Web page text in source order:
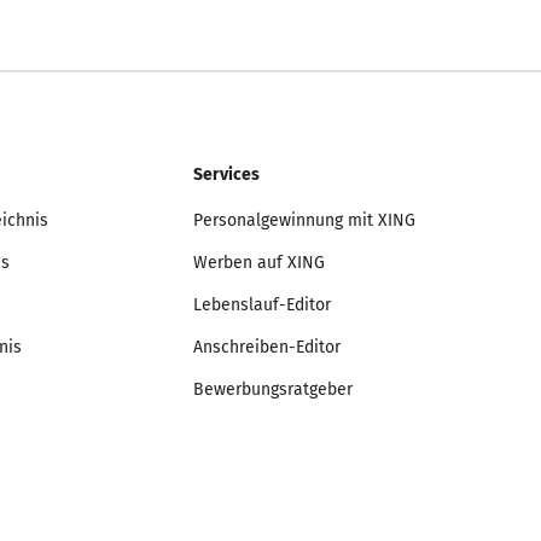
Services
Personalgewinnung mit XING
Werben auf XING
Lebenslauf-Editor
Anschreiben-Editor
Bewerbungsratgeber